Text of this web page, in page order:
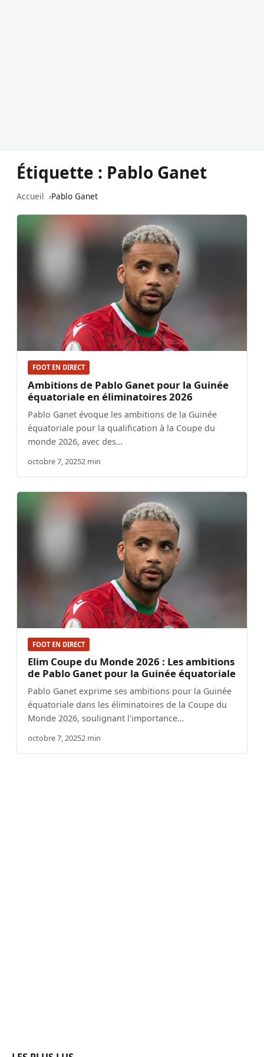
Étiquette : Pablo Ganet
Accueil Pablo Ganet
FOOT EN DIRECT
Ambitions de Pablo Ganet pour la Guinée
équatoriale en éliminatoires 2026
Pablo Ganet évoque les ambitions de la Guinée
équatoriale pour la qualification à la Coupe du
monde 2026, avec des…
octobre 7, 20252 min
FOOT EN DIRECT
Elim Coupe du Monde 2026 : Les ambitions
de Pablo Ganet pour la Guinée équatoriale
Pablo Ganet exprime ses ambitions pour la Guinée
équatoriale dans les éliminatoires de la Coupe du
Monde 2026, soulignant l'importance…
octobre 7, 20252 min